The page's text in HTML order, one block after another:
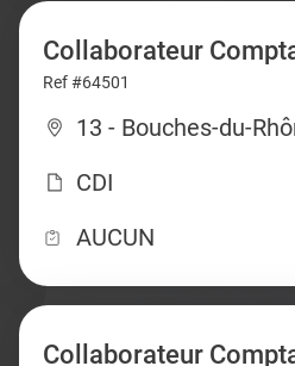
Collaborateur
Ref #64501
13 - Bouches-du-
CDI
AUCUN
Collaborateur